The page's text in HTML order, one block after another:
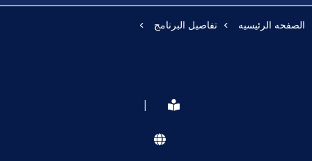
الصفحه الرئيسيه تفاصيل البرنامج
|